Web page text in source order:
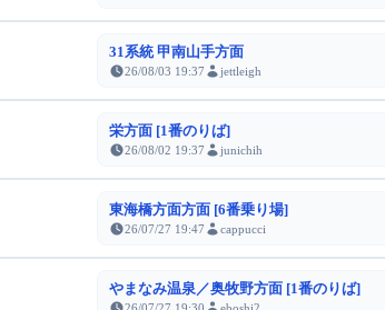
31系統 甲南山手方面
26/08/03 19:37 jettleigh
栄方面 [1番のりば]
26/08/02 19:37 junichih
東海橋方面方面 [6番乗り場]
26/07/27 19:47 cappucci
やまなみ温泉／奥牧野方面 [1番のりば]